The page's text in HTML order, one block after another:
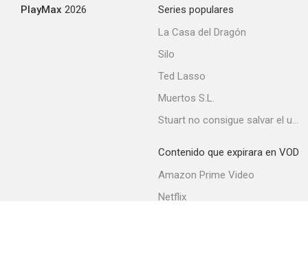
PlayMax 2026
Series populares
La Casa del Dragón
Silo
Ted Lasso
Muertos S.L.
Stuart no consigue salvar el universo
Contenido que expirara en VOD
Amazon Prime Video
Netflix